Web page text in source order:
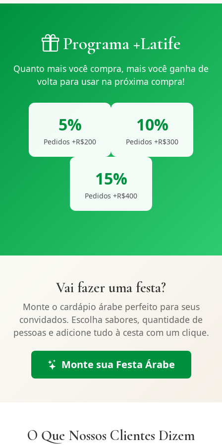
Programa +Latife
Quanto mais você compra, mais você ganha de
volta para usar na próxima compra!
5%
Pedidos +R$200
10%
Pedidos +R$300
15%
Pedidos +R$400
Vai fazer uma festa?
Monte o cardápio árabe perfeito para seus
convidados. Escolha sabores, quantidade de
pessoas e adicione tudo à cesta com um clique.
Monte sua Festa Árabe
O Que Nossos Clientes Dizem